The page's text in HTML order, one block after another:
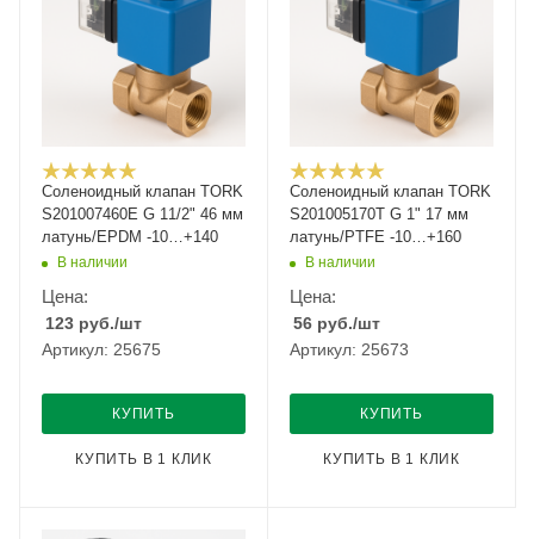
Соленоидный клапан TORK
S201007460E G 11/2" 46 мм
латунь/EPDM -10…+140
В наличии
Цена:
123 руб./шт
Артикул: 25675
КУПИТЬ
КУПИТЬ В 1 КЛИК
Соленоидный клапан TORK
S201005170T G 1" 17 мм
латунь/PTFE -10…+160
В наличии
Цена:
56 руб./шт
Артикул: 25673
КУПИТЬ
КУПИТЬ В 1 КЛИК